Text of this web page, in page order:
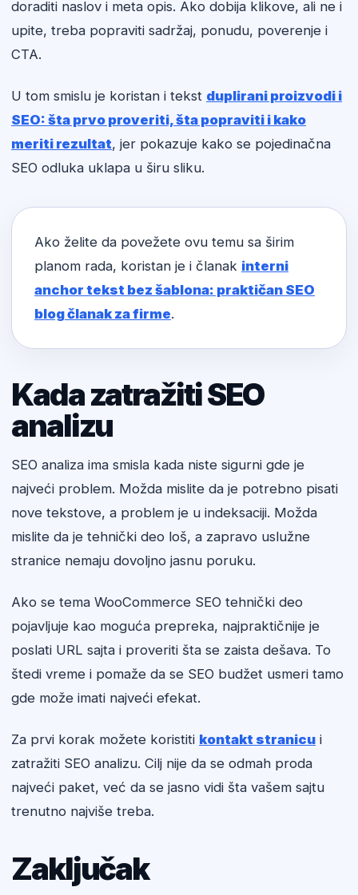
doraditi naslov i meta opis. Ako dobija klikove, ali ne i
upite, treba popraviti sadržaj, ponudu, poverenje i
CTA.
U tom smislu je koristan i tekst duplirani proizvodi i
SEO: šta prvo proveriti, šta popraviti i kako
meriti rezultat, jer pokazuje kako se pojedinačna
SEO odluka uklapa u širu sliku.
Ako želite da povežete ovu temu sa širim
planom rada, koristan je i članak interni
anchor tekst bez šablona: praktičan SEO
blog članak za firme.
Kada zatražiti SEO
analizu
SEO analiza ima smisla kada niste sigurni gde je
najveći problem. Možda mislite da je potrebno pisati
nove tekstove, a problem je u indeksaciji. Možda
mislite da je tehnički deo loš, a zapravo uslužne
stranice nemaju dovoljno jasnu poruku.
Ako se tema WooCommerce SEO tehnički deo
pojavljuje kao moguća prepreka, najpraktičnije je
poslati URL sajta i proveriti šta se zaista dešava. To
štedi vreme i pomaže da se SEO budžet usmeri tamo
gde može imati najveći efekat.
Za prvi korak možete koristiti kontakt stranicu i
zatražiti SEO analizu. Cilj nije da se odmah proda
najveći paket, već da se jasno vidi šta vašem sajtu
trenutno najviše treba.
Zaključak